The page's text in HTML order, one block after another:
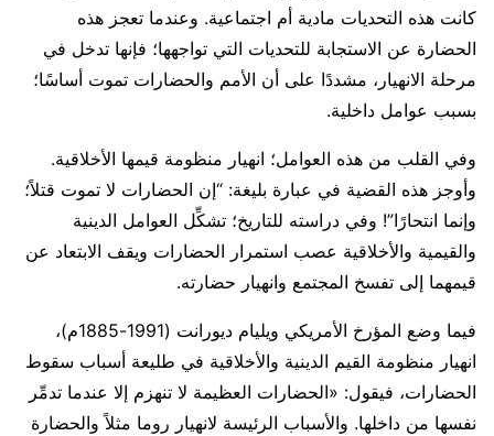
كانت هذه التحديات مادية أم اجتماعية. وعندما تعجز هذه
الحضارة عن الاستجابة للتحديات التي تواجهها؛ فإنها تدخل في
مرحلة الانهيار، مشددًا على أن الأمم والحضارات تموت أساسًا؛
بسبب عوامل داخلية.
وفي القلب من هذه العوامل؛ انهيار منظومة قيمها الأخلاقية.
وأوجز هذه القضية في عبارة بليغة: “إن الحضارات لا تموت قتلاً؛
وإنما انتحارًا”! وفي دراسته للتاريخ؛ تشكِّل العوامل الدينية
والقيمية والأخلاقية عصب استمرار الحضارات ويقف الابتعاد عن
قيمهما إلى تفسخ المجتمع وانهيار حضارته.
فيما وضع المؤرخ الأمريكي ويليام ديورانت (1991-1885م)،
انهيار منظومة القيم الدينية والأخلاقية في طليعة أسباب سقوط
الحضارات، فيقول: «الحضارات العظيمة لا تنهزم إلا عندما تدمِّر
نفسها من داخلها. والأسباب الرئيسة لانهيار روما مثلاً والحضارة